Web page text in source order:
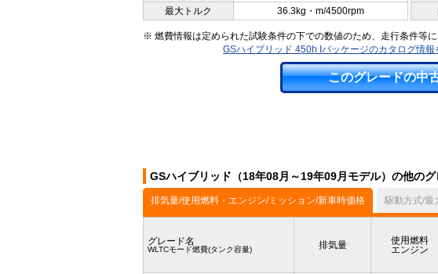
最大トルク
36.3kg・m/4500rpm
※ 燃費情報は定められた試験条件の下での数値のため、走行条件等に
GSハイブリッド 450h Iパッケージのカタログ情報
このグレードの中
GSハイブリッド（18年08月～19年09月モデル）の他のグ
排気量/使用燃料・エンジン/ミッション/新車時価格 駆動方式/最
グレード名
WLTCモード燃費(タンク容量) 排気量
使用燃料
エンジン